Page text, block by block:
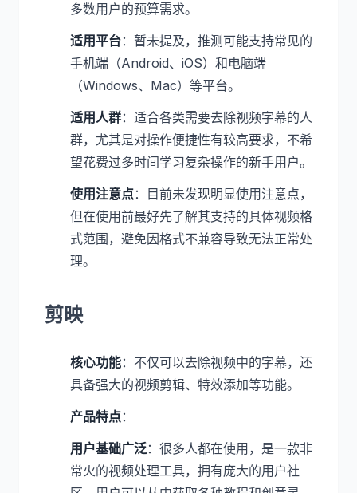
多数用户的预算需求。
适用平台：暂未提及，推测可能支持常见的
手机端（Android、iOS）和电脑端
（Windows、Mac）等平台。
适用人群：适合各类需要去除视频字幕的人
群，尤其是对操作便捷性有较高要求，不希
望花费过多时间学习复杂操作的新手用户。
使用注意点：目前未发现明显使用注意点，
但在使用前最好先了解其支持的具体视频格
式范围，避免因格式不兼容导致无法正常处
理。
剪映
核心功能：不仅可以去除视频中的字幕，还
具备强大的视频剪辑、特效添加等功能。
产品特点：
用户基础广泛：很多人都在使用，是一款非
常火的视频处理工具，拥有庞大的用户社